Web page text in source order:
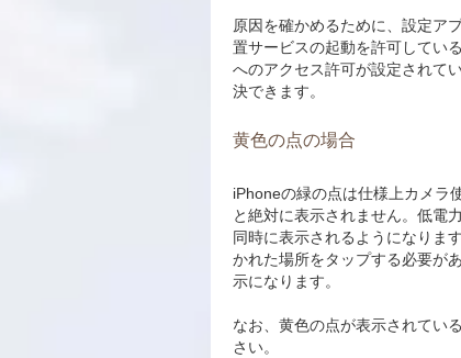
原因を確かめるために、設定ア
置サービスの起動を許可してい
へのアクセス許可が設定されて
決できます。
黄色の点の場合
iPhoneの緑の点は仕様上カメラ
と絶対に表示されません。低電
同時に表示されるようになりま
かれた場所をタップする必要が
示になります。
なお、黄色の点が表示されてい
さい。